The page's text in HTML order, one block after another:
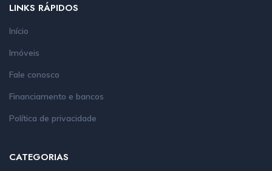
LINKS RÁPIDOS
Início
Imóveis
Fale conosco
Financiamento e bancos
Política de privacidade
CATEGORIAS